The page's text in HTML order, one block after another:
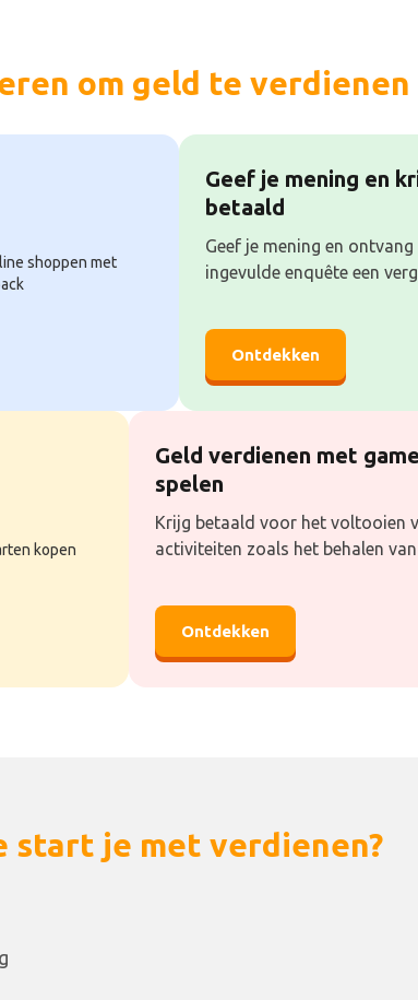
om geld te verdienen
Geef je mening en
betaald
Geef je mening en ontvang
ingevulde enquête een
Ontdekken
Geld verdienen met
spelen
Krijg betaald voor het voltooien
activiteiten zoals het behalen van
Ontdekken
start je met verdienen?